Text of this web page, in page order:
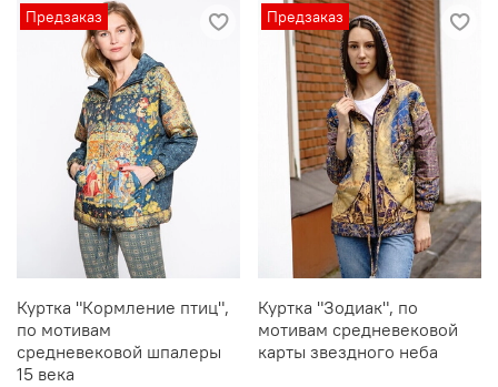
Предзаказ
Куртка "Кормление птиц",
по мотивам
средневековой шпалеры
15 века
Предзаказ
Куртка "Зодиак", по
мотивам средневековой
карты звездного неба